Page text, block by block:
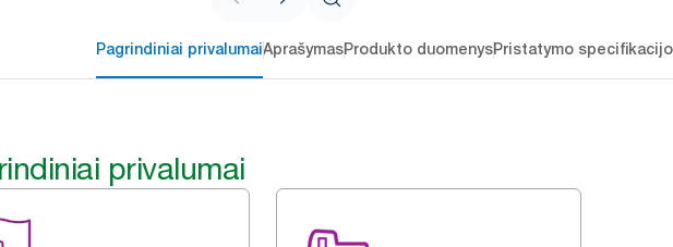
Pagrindiniai privalumaiAprašymasProdukto duomenysPristatymo
privalumai